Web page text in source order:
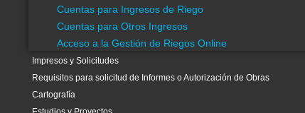
Cuentas para Ingresos de Riego
Cuentas para Otros Ingresos
Acceso a la Gestión de Riegos Online
Impresos y Solicitudes
Requisitos para solicitud de Informes o Autorización de Obras
Cartografía
Visores Gis
Buenas Prácticas Agrícolas
Info de contacto
Transparencia
Datos legales